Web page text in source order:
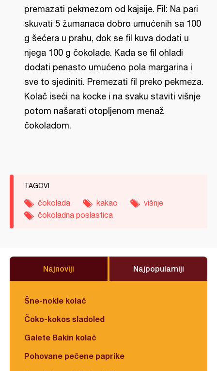
premazati pekmezom od kajsije. Fil: Na pari
skuvati 5 žumanaca dobro umućenih sa 100
g šećera u prahu, dok se fil kuva dodati u
njega 100 g čokolade. Kada se fil ohladi
dodati penasto umućeno pola margarina i
sve to sjediniti. Premezati fil preko pekmeza.
Kolač iseći na kocke i na svaku staviti višnje
potom našarati otopljenom menaž
čokoladom.
TAGOVI
čokolada kakao
višnje
čokoladna poslastica
Najnoviji Najpopularniji
Šne-nokle kolač
Čoko-kokos sladoled
Galete Bakin kolač
Pohovane pečene paprike